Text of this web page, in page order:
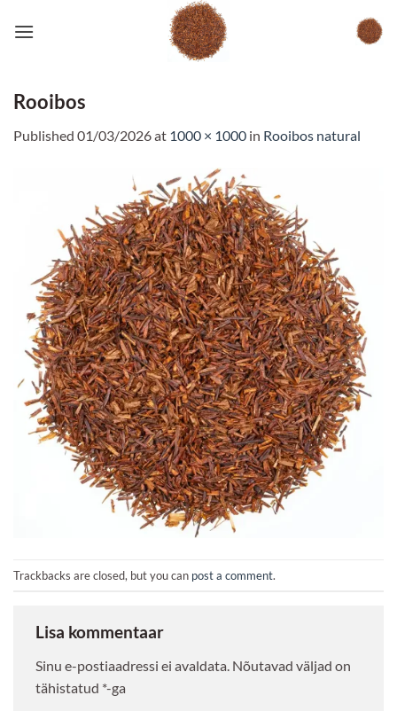
Rooibos
Published 01/03/2026at 1000 × 1000 in Rooibos natural
Trackbacks are closed, but you can post a comment.
Lisa kommentaar
Sinu e-postiaadressi ei avaldata. Nõutavad väljad on
tähistatud *-ga